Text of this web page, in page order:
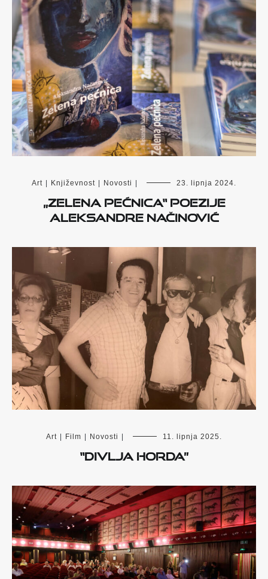
Art | Književnost | Novosti | 23. lipnja 2024.
„Zelena pećnica“ poezije
Aleksandre Načinović
Art | Film | Novosti | 11. lipnja 2025.
“Divlja Horda”